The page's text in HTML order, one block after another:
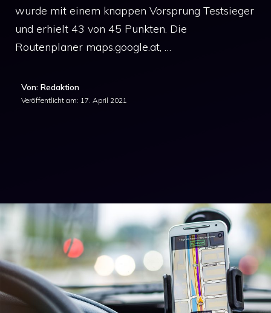
wurde mit einem knappen Vorsprung Testsieger
und erhielt 43 von 45 Punkten. Die
Routenplaner maps.google.at, …
Von: Redaktion
Veröffentlicht am: 17. April 2021